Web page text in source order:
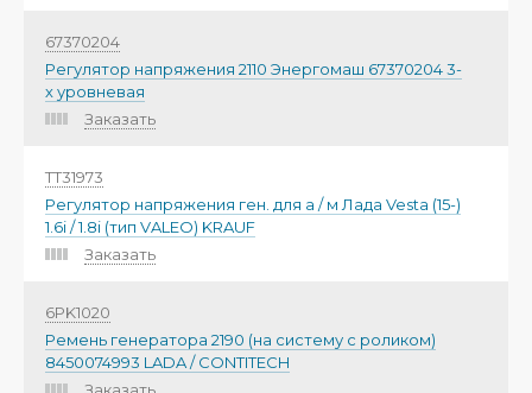
67370204
Регулятор напряжения 2110 Энергомаш 67370204 3-
х уровневая
Заказать
TT31973
Регулятор напряжения ген. для а / м Лада Vesta (15-)
1.6i / 1.8i (тип VALEO) KRAUF
Заказать
6PK1020
Ремень генератора 2190 (на систему с роликом)
8450074993 LADA / CONTITECH
Заказать